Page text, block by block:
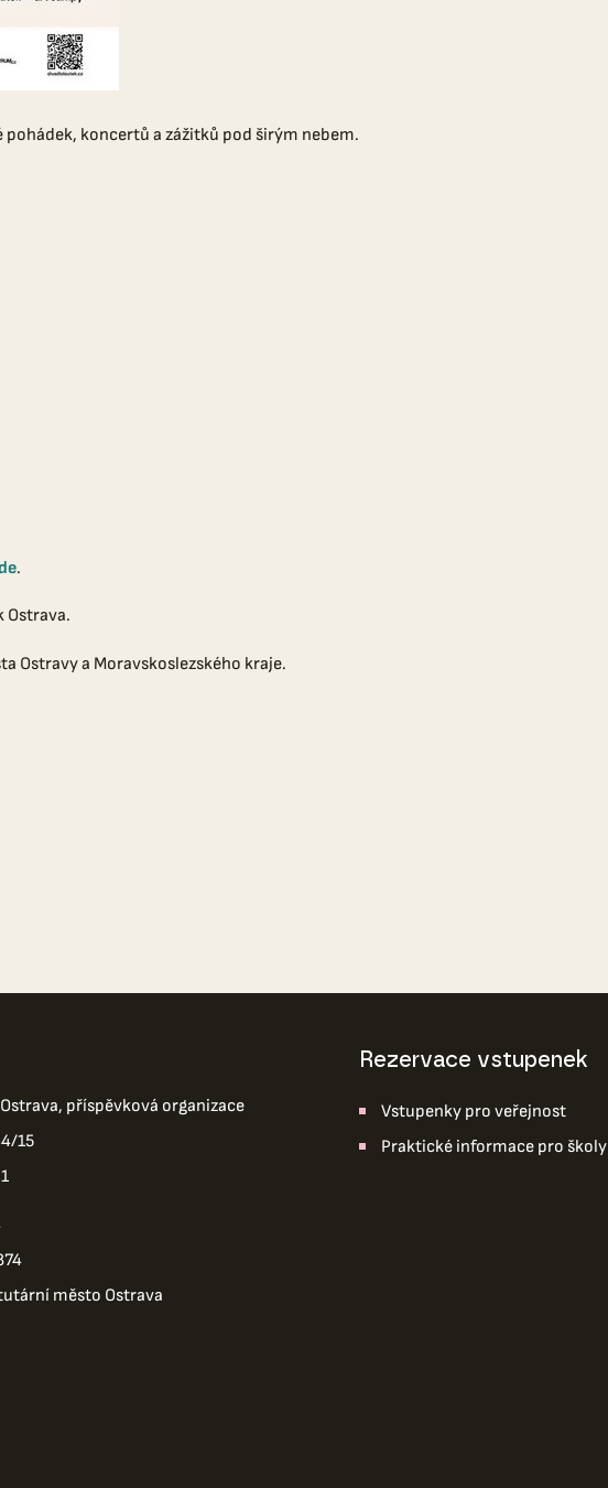
pohádek, koncertů a zážitků pod širým nebem.
.
Ostrava.
Ostravy a Moravskoslezského kraje.
příspěvková organizace
15
město Ostrava
Rezervace vstupenek
Vstupenky pro veřejnost
Praktické informace pro školy